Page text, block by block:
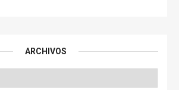
ARCHIVOS